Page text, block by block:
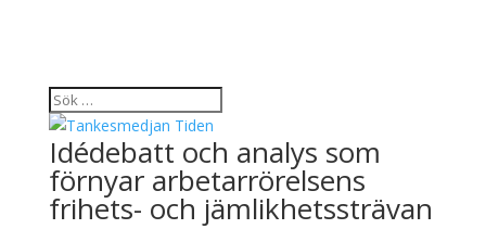
Idédebatt och analys som
förnyar arbetarrörelsens
frihets- och jämlikhetssträvan